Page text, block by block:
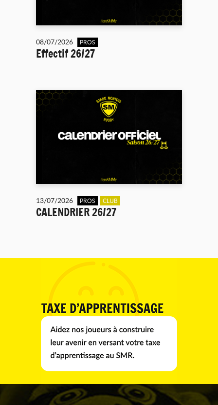
08/07/2026 PROS
Effectif 26/27
13/07/2026 PROS CLUB
CALENDRIER 26/27